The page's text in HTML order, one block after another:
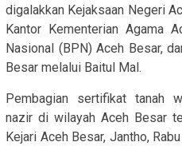
digalakkan Kejaksaan Negeri
Kantor Kementerian Agama
Nasional (BPN) Aceh Besar,
Besar melalui Baitul Mal.
Pembagian sertifikat tanah
nazir di wilayah Aceh Besar
Kejari Aceh Besar, Jantho,